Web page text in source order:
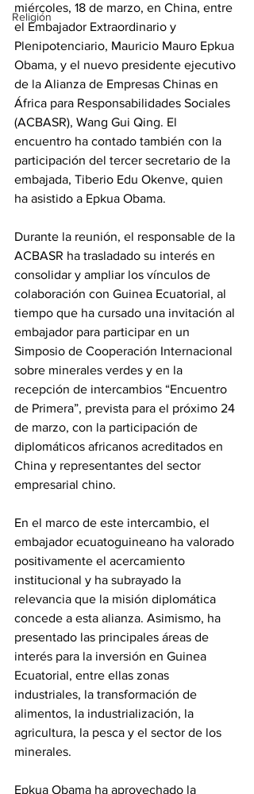
Religión
miércoles, 18 de marzo, en China, entre
el Embajador Extraordinario y
Plenipotenciario, Mauricio Mauro Epkua
Obama, y el nuevo presidente ejecutivo
de la Alianza de Empresas Chinas en
África para Responsabilidades Sociales
(ACBASR), Wang Gui Qing. El
encuentro ha contado también con la
participación del tercer secretario de la
embajada, Tiberio Edu Okenve, quien
ha asistido a Epkua Obama.
Durante la reunión, el responsable de la
ACBASR ha trasladado su interés en
consolidar y ampliar los vínculos de
colaboración con Guinea Ecuatorial, al
tiempo que ha cursado una invitación al
embajador para participar en un
Simposio de Cooperación Internacional
sobre minerales verdes y en la
recepción de intercambios “Encuentro
de Primera”, prevista para el próximo 24
de marzo, con la participación de
diplomáticos africanos acreditados en
China y representantes del sector
empresarial chino.
En el marco de este intercambio, el
embajador ecuatoguineano ha valorado
positivamente el acercamiento
institucional y ha subrayado la
relevancia que la misión diplomática
concede a esta alianza. Asimismo, ha
presentado las principales áreas de
interés para la inversión en Guinea
Ecuatorial, entre ellas zonas
industriales, la transformación de
alimentos, la industrialización, la
agricultura, la pesca y el sector de los
minerales.
Epkua Obama ha aprovechado la